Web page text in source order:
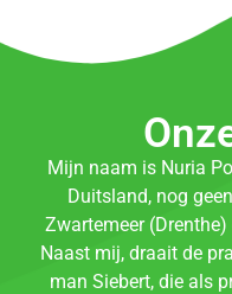
Mijn naam is Nuria
Duitsland, nog
Zwartemeer
Naast mij, draait de
man Siebert, die als